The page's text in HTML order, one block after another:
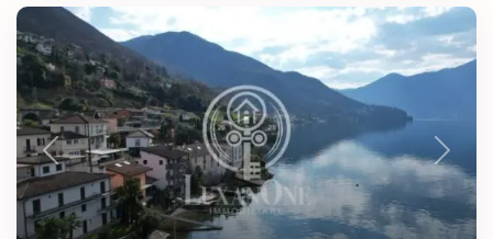
Previous Next